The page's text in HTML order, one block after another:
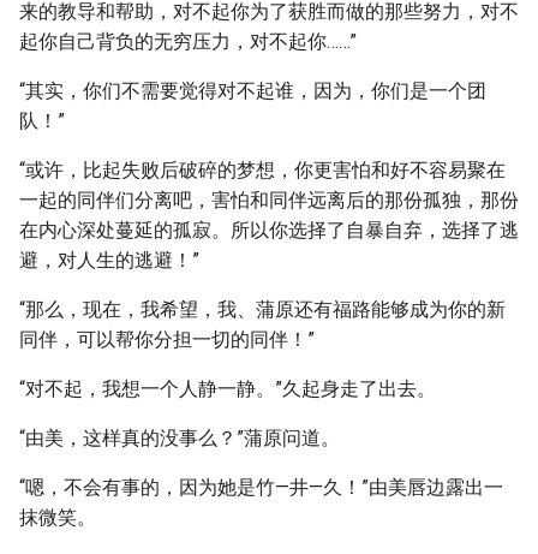
来的教导和帮助，对不起你为了获胜而做的那些努力，对不
起你自己背负的无穷压力，对不起你……”
“其实，你们不需要觉得对不起谁，因为，你们是一个团
队！”
“或许，比起失败后破碎的梦想，你更害怕和好不容易聚在
一起的同伴们分离吧，害怕和同伴远离后的那份孤独，那份
在内心深处蔓延的孤寂。所以你选择了自暴自弃，选择了逃
避，对人生的逃避！”
“那么，现在，我希望，我、蒲原还有福路能够成为你的新
同伴，可以帮你分担一切的同伴！”
“对不起，我想一个人静一静。”久起身走了出去。
“由美，这样真的没事么？”蒲原问道。
“嗯，不会有事的，因为她是竹—井—久！”由美唇边露出一
抹微笑。